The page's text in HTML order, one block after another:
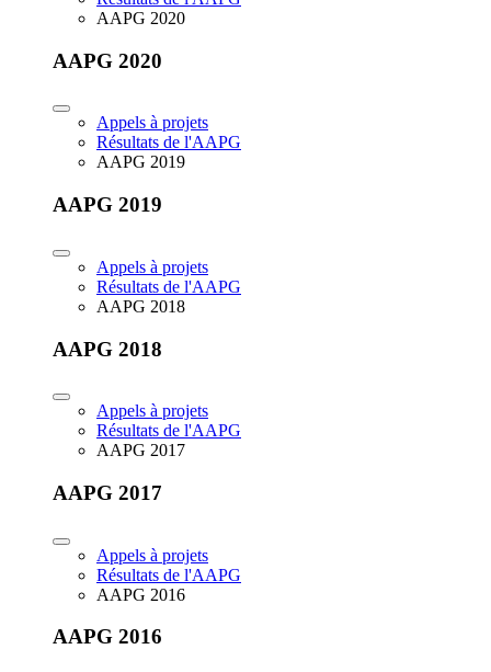
AAPG 2020
AAPG 2020
Appels à projets
Résultats de l'AAPG
AAPG 2019
AAPG 2019
Appels à projets
Résultats de l'AAPG
AAPG 2018
AAPG 2018
Appels à projets
Résultats de l'AAPG
AAPG 2017
AAPG 2017
Appels à projets
Résultats de l'AAPG
AAPG 2016
AAPG 2016